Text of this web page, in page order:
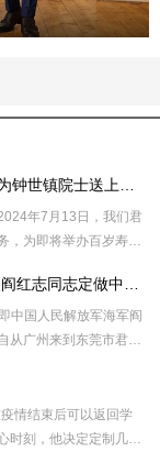
年7月13日，我们君
为即将举办百岁寿辰
中国人民解放军海军阎
广州来到东莞市君爵
情结束后可以返回学
刻，他决定定制几套